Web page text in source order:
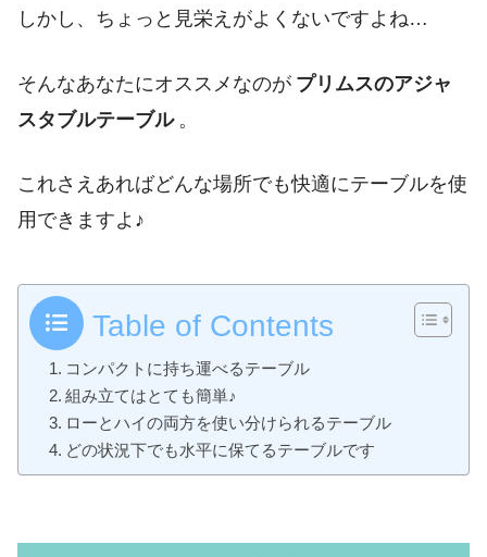
しかし、ちょっと見栄えがよくないですよね…
そんなあなたにオススメなのが プリムスのアジャ
スタブルテーブル 。
これさえあればどんな場所でも快適にテーブルを使
用できますよ♪
Table of Contents
コンパクトに持ち運べるテーブル
組み立てはとても簡単♪
ローとハイの両方を使い分けられるテーブル
どの状況下でも水平に保てるテーブルです